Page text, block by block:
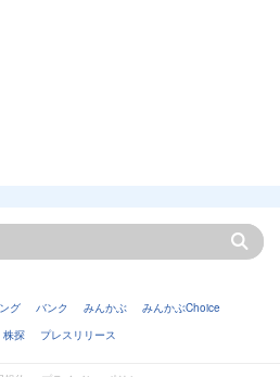
グ バンク みんかぶ
みんかぶChoice
株探 プレスリリース